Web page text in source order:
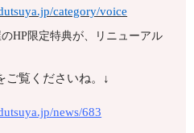
category/voice
HP限定特典が、リニューアル
ご覧くださいね。↓
news/683